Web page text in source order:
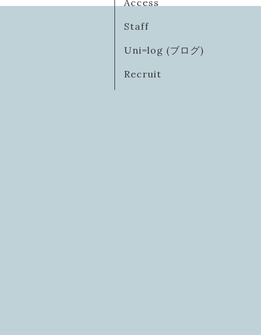
Access
Staff
Uni=log (ブログ)
Recruit